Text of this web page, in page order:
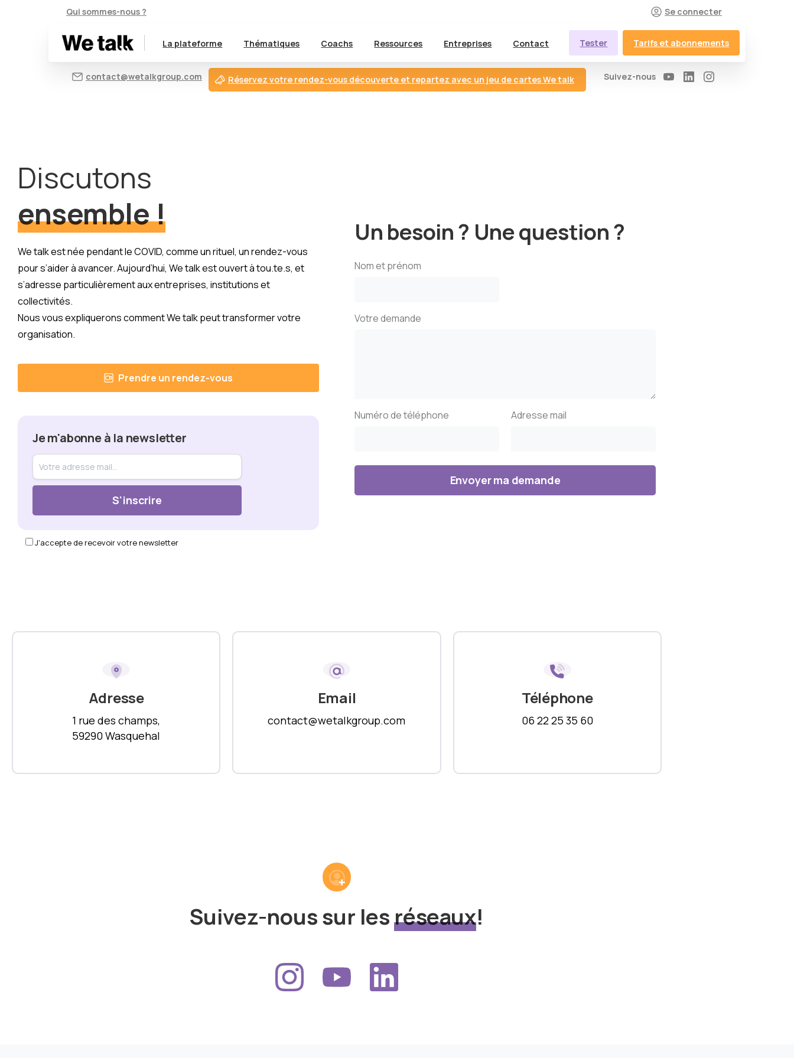
Qui sommes-nous ? Se connecter
La plateforme Thématiques Coachs Ressources Entreprises Contact Tester Tarifs et abonnements
contact@wetalkgroup.com Réservez votre rendez-vous découverte et repartez avec un jeu de cartes We talk Suivez-nous
Discutons
ensemble !
We talk est née pendant le COVID, comme un rituel, un rendez-vous
pour s’aider à avancer. Aujourd’hui, We talk est ouvert à tou.te.s, et
s’adresse particulièrement aux entreprises, institutions et
collectivités.
Nous vous expliquerons comment We talk peut transformer votre
organisation.
Prendre un rendez-vous
Je m'abonne à la newsletter
J'accepte de recevoir votre newsletter
Un besoin ? Une question ?
Nom et prénom
Votre demande
Numéro de téléphone Adresse mail
Adresse
1 rue des champs,
59290 Wasquehal
Email
contact@wetalkgroup.com
Téléphone
06 22 25 35 60
Suivez-nous sur lesréseaux!